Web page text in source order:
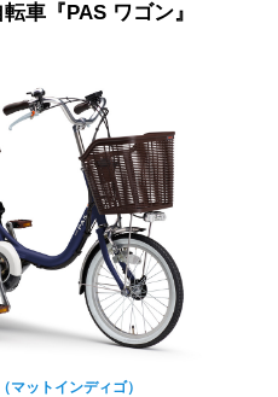
車『PAS ワゴン』
マットインディゴ）